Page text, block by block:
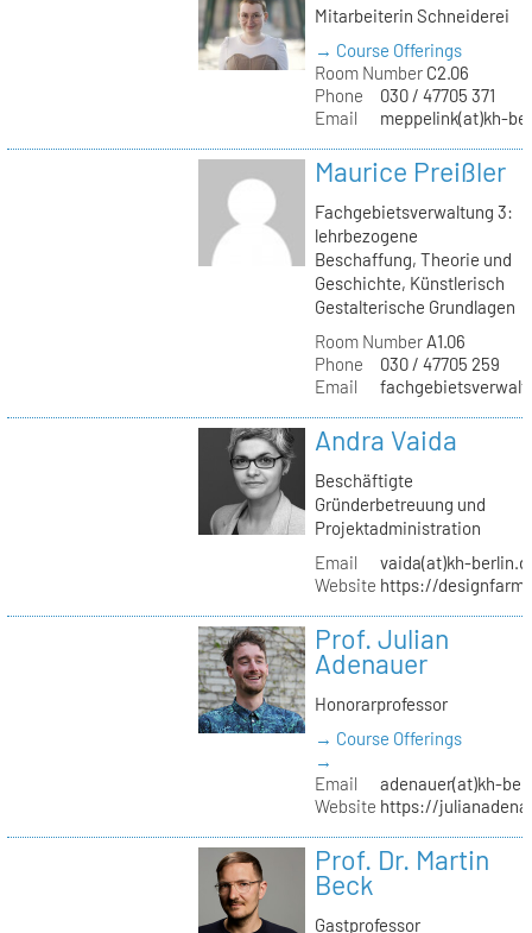
Mitarbeiterin Schneiderei
→ Course Offerings
Room NumberC2.06
Phone
030 / 47705 371
Email
meppelink(at)kh-
Maurice Preißler
Fachgebietsverwaltung 3:
lehrbezogene
Beschaffung, Theorie und
Geschichte, Künstlerisch
Gestalterische Grundlagen
Room NumberA1.06
Phone
030 / 47705 259
Email
Andra Vaida
Beschäftigte
Gründerbetreuung und
Projektadministration
Email
vaida(at)kh-
Website https://
Prof. Julian
Adenauer
Honorarprofessor
→ Course Offerings
→
Email
adenauer(at)kh-
Website https://
Prof. Dr. Martin
Beck
Gastprofessor